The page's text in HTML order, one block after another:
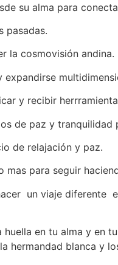
su alma para
pasadas.
la cosmovisión andina.
expandirse
y recibir
de paz y tranquilidad
de relajación y paz.
mas para seguir
un viaje
en tu alma y en
hermandad blanca y